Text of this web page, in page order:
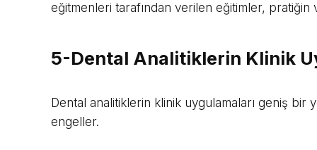
eğitmenleri tarafından verilen eğitimler,
5-Dental Analitiklerin Klinik
Dental analitiklerin klinik uygulamaları geniş bir
engeller.